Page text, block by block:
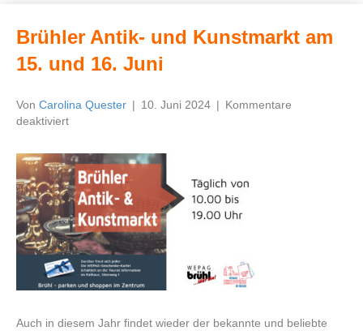
Brühler Antik- und Kunstmarkt am
15. und 16. Juni
Von Carolina Quester | 10. Juni 2024 | Kommentare
deaktiviertfür
Antik-
und
Kunstmarkt
am
15.
und
16.
Juni
Auch in diesem Jahr findet wieder der bekannte und beliebte